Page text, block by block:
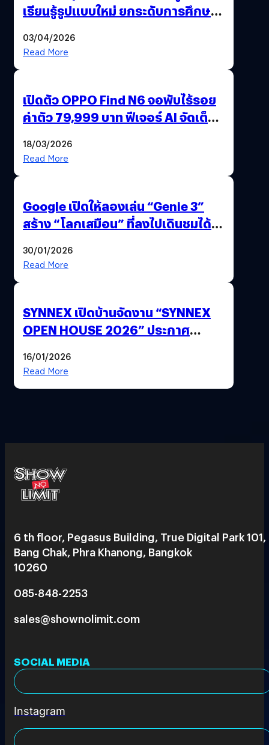
เรียนรู้รูปแบบใหม่ ยกระดับการศึกษา
03/04/2026
Read More
เปิดตัว OPPO Find N6 จอพับไร้รอย
ค่าตัว 79,999 บาท ฟีเจอร์ AI จัดเต็ม
18/03/2026
Read More
Google เปิดให้ลองเล่น “Genie 3”
สร้าง “โลกเสมือน” ที่ลงไปเดินชมได้
30/01/2026
Read More
SYNNEX เปิดบ้านจัดงาน “SYNNEX
OPEN HOUSE 2026” ประกาศ
ได้ 53,000 ล้านบาท
16/01/2026
Read More
6 th floor, Pegasus Building, True Digital Park 101,
Bang Chak, Phra Khanong, Bangkok
10260
085-848-2253
sales@shownolimit.com
SOCIAL MEDIA
Instagram